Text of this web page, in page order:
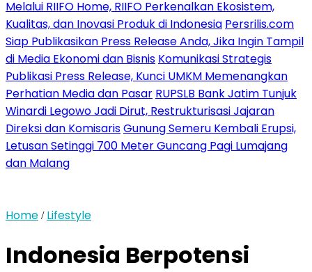
Melalui RIIFO Home, RIIFO Perkenalkan Ekosistem,
Kualitas, dan Inovasi Produk di Indonesia Persrilis.com
Siap Publikasikan Press Release Anda, Jika Ingin Tampil
di Media Ekonomi dan Bisnis Komunikasi Strategis
Publikasi Press Release, Kunci UMKM Memenangkan
Perhatian Media dan Pasar RUPSLB Bank Jatim Tunjuk
Winardi Legowo Jadi Dirut, Restrukturisasi Jajaran
Direksi dan KomisarisGunung Semeru Kembali Erupsi,
Letusan Setinggi 700 Meter Guncang Pagi Lumajang
dan Malang
Home / Lifestyle
Indonesia Berpotensi